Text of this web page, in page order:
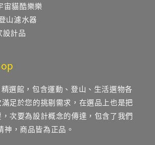
宙貓酷樂樂
山濾水器
設計品
選館，包含運動、登山、生活選物各
足於您的挑剔需求，在選品上也是把
次要為設計概念的傳達，包含了我們
，商品皆為正品。